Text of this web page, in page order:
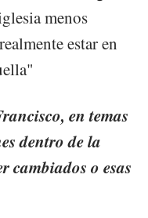
menos
estar en
en temas
dentro de la
cambiados o esas